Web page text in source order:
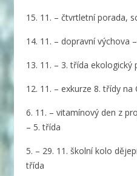
15. 11. – čtvrtletní porada,
14. 11. – dopravní výchova
13. 11. – 3. třída ekologický
12. 11. – exkurze 8. třídy na
6. 11. – vitamínový den z
– 5. třída
5. – 29. 11. školní kolo
třída